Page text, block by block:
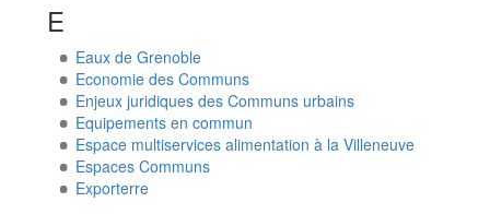
E
Eaux de Grenoble
Economie des Communs
Enjeux juridiques des Communs urbains
Equipements en commun
Espace multiservices alimentation à la Villeneuve
Espaces Communs
Exporterre